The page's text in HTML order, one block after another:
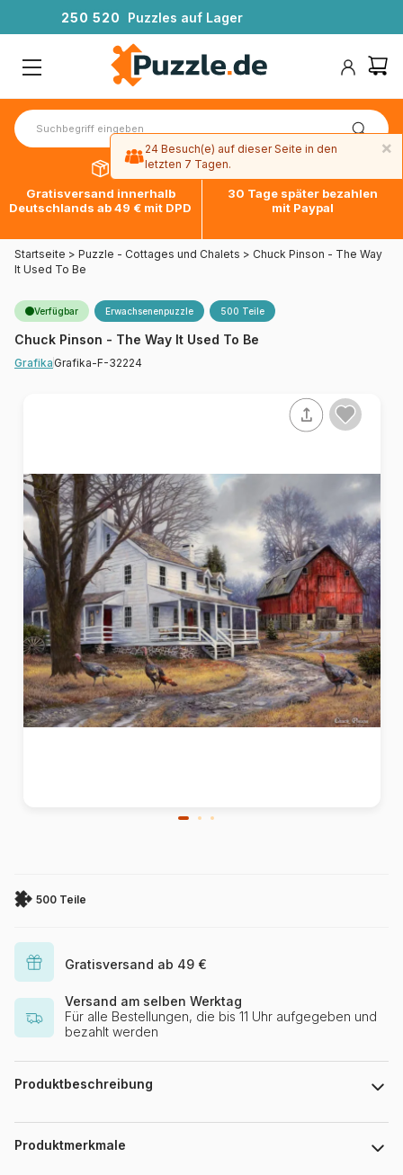
250 520 Puzzles auf Lager
Gratisversand innerhalb
Deutschlands ab 49 € mit DPD
30 Tage später bezahlen
mit Paypal
Startseite > Puzzle - Cottages und Chalets > Chuck Pinson - The Way
It Used To Be
Verfügbar Erwachsenenpuzzle 500 Teile
Chuck Pinson - The Way It Used To Be
Grafika Grafika-F-32224
500 Teile
Gratisversand ab 49 €
Versand am selben Werktag
Für alle Bestellungen, die bis 11 Uhr aufgegeben und
bezahlt werden
Produktbeschreibung
Chuck Pinson - www.chuckpinson.com
Produktmerkmale
×
24 Besuch(e) auf dieser Seite in den
letzten 7 Tagen.